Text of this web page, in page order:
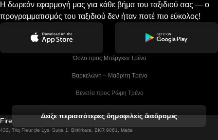
Η δωρεάν εφαρμογή μας για κάθε βήμα του ταξιδιού σας — ο
προγραμματισμός του ταξιδιού δεν ήταν ποτέ πιο εύκολος!
Όσλο προς Μπέργκεν Tρένο
Βαρκελώνη – Μαδρίτη Tρένο
Βενετία προς Ρώμη Τρένο
Βιέννη προς Σάλτσμπουργκ Τρένα
Δείξε περισσότερες δημοφιλείς διαδρομές
Firebird GT Limited (OC 1451)
432, Triq Fleur de Lys, Suite 1, Birkirkara, BKR 9061, Malta